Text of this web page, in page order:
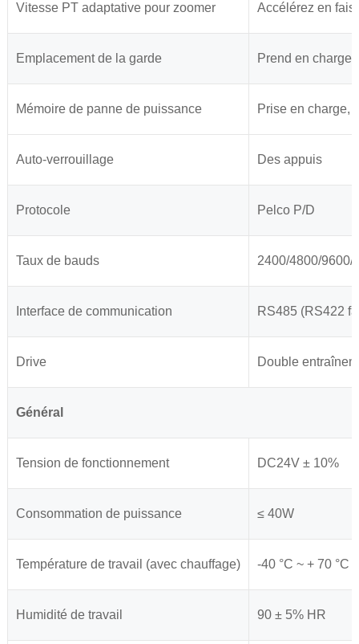
Vitesse PT adaptative pour zoomer Accélérez en
Emplacement de la garde Prend en charge
Mémoire de panne de puissance Prise en charge,
Auto-verrouillage Des appuis
Protocole Pelco P/D
Taux de bauds 2400/4800/9600/
Interface de communication RS485 (RS422
Drive Double
Général
Tension de fonctionnement DC24V ± 10%
Consommation de puissance ≤ 40W
Température de travail (avec chauffage) -40 °C ~ + 70 °C
Humidité de travail 90 ± 5% HR